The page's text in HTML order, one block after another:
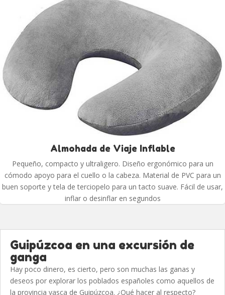
Almohada de Viaje Inflable
Pequeño, compacto y ultraligero. Diseño ergonómico para un
cómodo apoyo para el cuello o la cabeza. Material de PVC para un
buen soporte y tela de terciopelo para un tacto suave. Fácil de usar,
inflar o desinflar en segundos
Guipúzcoa en una excursión de
ganga
Hay poco dinero, es cierto, pero son muchas las ganas y
deseos por explorar los poblados españoles como aquellos de
la provincia vasca de Guipúzcoa. ¿Qué hacer al respecto?